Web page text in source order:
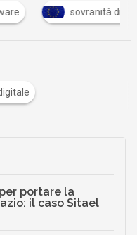
sovranità digitale
portare la
il caso Sitael